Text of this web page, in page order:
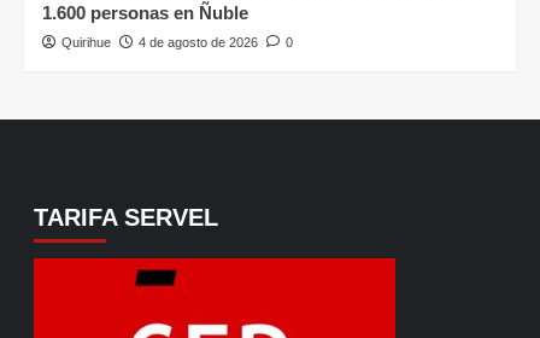
1.600 personas en Ñuble
Quirihue 4 de agosto de 2026 0
TARIFA SERVEL